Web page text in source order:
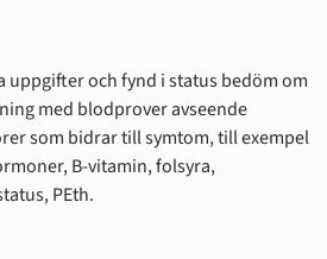
uppgifter och fynd i status bedöm om
med blodprover avseende
som bidrar till symtom, till exempel
B-vitamin, folsyra,
PEth.